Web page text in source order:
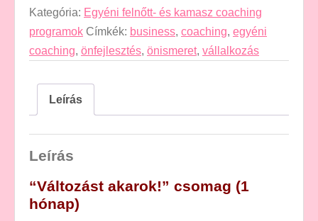
(1
hónap)
mennyiség
Kategória: Egyéni felnőtt- és kamasz coaching
programok Címkék: business, coaching, egyéni
coaching, önfejlesztés, önismeret, vállalkozás
Leírás
Leírás
“Változást akarok!” csomag (1
hónap)